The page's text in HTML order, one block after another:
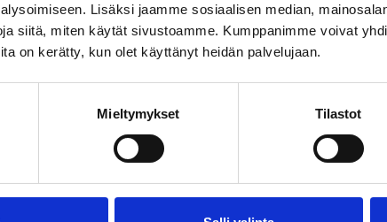
Lisäksi jaamme sosiaalisen median,
siitä, miten käytät sivustoamme. Kumppanimme voivat
on kerätty, kun olet käyttänyt heidän palvelujaan.
Mieltymykset Tilastot